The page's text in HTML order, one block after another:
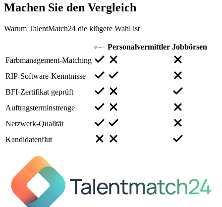
Machen Sie den Vergleich
Warum TalentMatch24 die klügere Wahl ist
Personalvermittler Jobbörsen
Farbmanagement-Matching
RIP-Software-Kenntnisse
BFI-Zertifikat geprüft
Auftragsterminstrenge
Netzwerk-Qualität
Kandidatenflut